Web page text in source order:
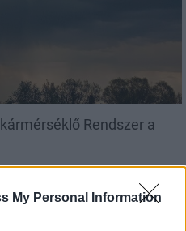
My Personal Information
Rendszer a